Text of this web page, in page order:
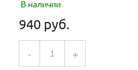
В наличии
940 руб.
- +